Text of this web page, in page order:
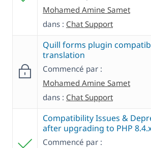
Mohamed Amine Samet
dans : Chat Support
Quill forms plugin
translation
Commencé par :
Mohamed Amine Samet
dans : Chat Support
Compatibility Issues &
after upgrading to PHP
Commencé par :